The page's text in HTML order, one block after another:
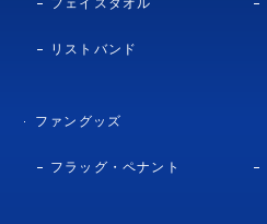
リストバンド
ファングッズ
フラッグ・ペナント